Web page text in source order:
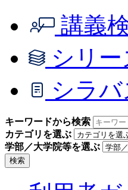
講義
シリ
シラ
キーワードから検索
カテゴリを選ぶ
学部／大学院等を選ぶ
検索